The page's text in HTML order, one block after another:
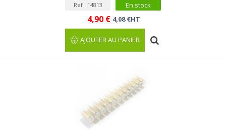
Ref : 14813 En stock
4,90 € 4,08 €HT
AJOUTER AU PANIER